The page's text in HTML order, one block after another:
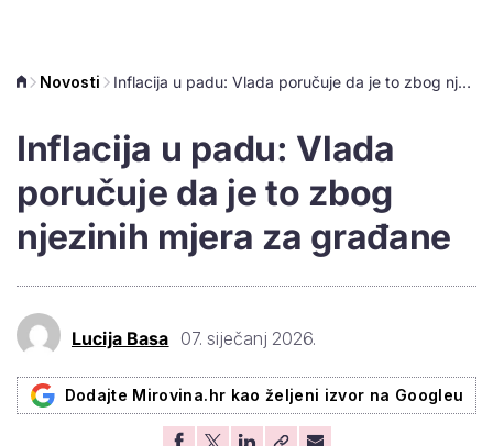
Novosti Inflacija u padu: Vlada poručuje da je to zbog njezinih mjera za građane
Inflacija u padu: Vlada
poručuje da je to zbog
njezinih mjera za građane
Lucija Basa 07. siječanj 2026.
Dodajte Mirovina.hr kao željeni izvor na Googleu